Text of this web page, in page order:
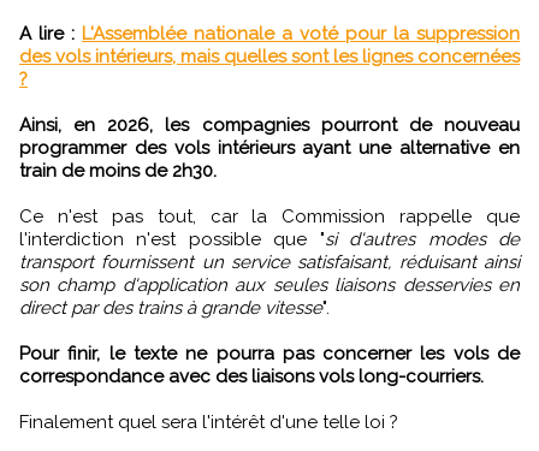
A lire : L'Assemblée nationale a voté pour la suppression
des vols intérieurs, mais quelles sont les lignes concernées
?
Ainsi, en 2026, les compagnies pourront de nouveau
programmer des vols intérieurs ayant une alternative en
train de moins de 2h30.
Ce n'est pas tout, car la Commission rappelle que
l'interdiction n'est possible que "si d'autres modes de
transport fournissent un service satisfaisant, réduisant ainsi
son champ d'application aux seules liaisons desservies en
direct par des trains à grande vitesse".
Pour finir, le texte ne pourra pas concerner les vols de
correspondance avec des liaisons vols long-courriers.
Finalement quel sera l'intérêt d'une telle loi ?